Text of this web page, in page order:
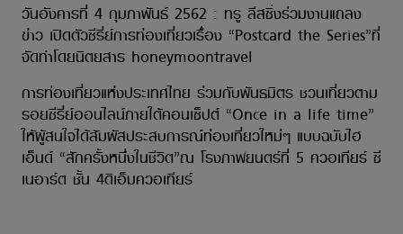
วันอังคารที่ 4 กุมภาพันธ์ 2562 : ทรู ลีสซิ่งร่วมงานแถลง
ข่าว เปิดตัวซีรี่ย์การท่องเที่ยวเรื่อง “Postcard the Series”ที่
จัดทำโดยนิตยสาร honeymoontravel
การท่องเที่ยวแห่งประเทศไทย ร่วมกับพันธมิตร ชวนเที่ยวตาม
รอยซีรี่ย์ออนไลน์ภายใต้คอนเซ็ปต์ “Once in a life time”
ให้ผู้สนใจได้สัมผัสประสบการณ์ท่องเที่ยวใหม่ๆ แบบฉบับไฮ
เอ็นด์ “สักครั้งหนึ่งในชีวิต”ณ โรงภาพยนตร์ที่ 5 ควอเทียร์ ซี
เนอาร์ต ชั้น 4ดิเอ็มควอเทียร์